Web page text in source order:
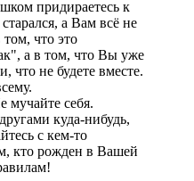
придираетесь к
а Вам всё не
что это
а в том, что Вы уже
что не будете вместе.
мучайте себя.
куда-нибудь,
с кем-то
кто рожден в Вашей